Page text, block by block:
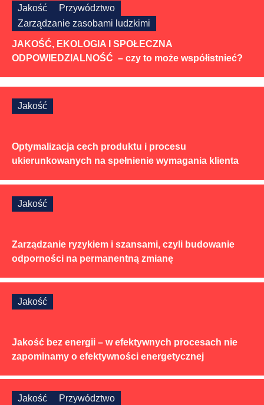
Jakość
Przywództwo
Zarządzanie zasobami ludzkimi
JAKOŚĆ, EKOLOGIA I SPOŁECZNA
ODPOWIEDZIALNOŚĆ – czy to może współistnieć?
Jakość
Optymalizacja cech produktu i procesu
ukierunkowanych na spełnienie wymagania klienta
Jakość
Zarządzanie ryzykiem i szansami, czyli budowanie
odporności na permanentną zmianę
Jakość
Jakość bez energii – w efektywnych procesach nie
zapominamy o efektywności energetycznej
Jakość Przywództwo